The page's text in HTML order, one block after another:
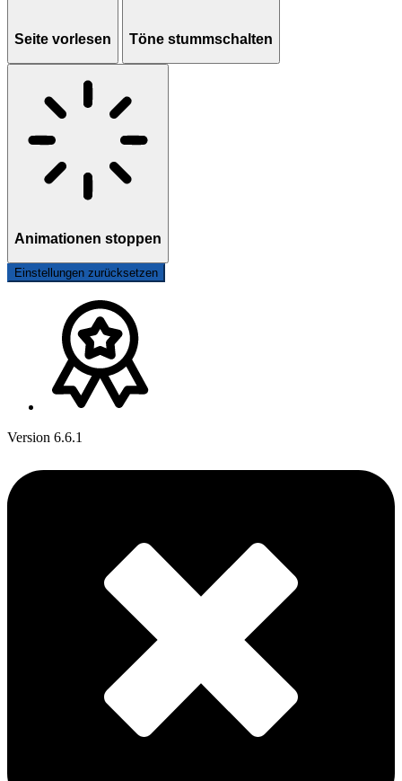
Seite vorlesen Töne stummschalten
Animationen stoppen
Einstellungen zurücksetzen
Version 6.6.1